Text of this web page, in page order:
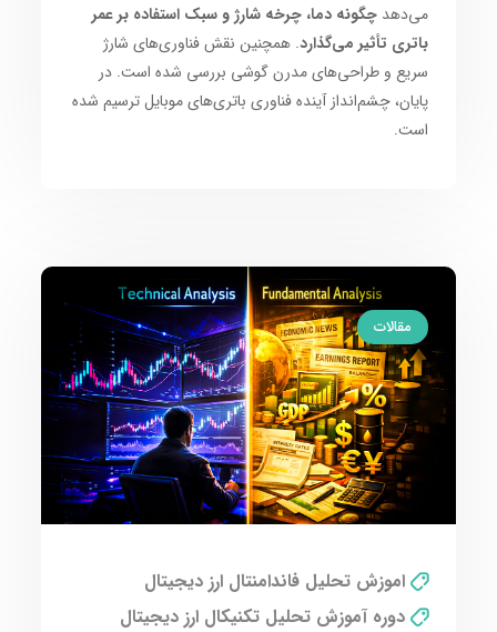
می‌دهدچگونه دما، چرخه شارژ و سبک استفاده بر عمر
باتری تأثیر می‌گذارد. همچنین نقش فناوری‌های شارژ
سریع و طراحی‌های مدرن گوشی بررسی شده است. در
پایان، چشم‌انداز آینده فناوری باتری‌های موبایل ترسیم شده
است.
مقالات
اموزش تحلیل فاندامنتال ارز دیجیتال
دوره آموزش تحلیل تکنیکال ارز دیجیتال